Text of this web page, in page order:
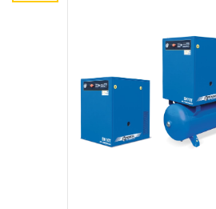
+375 44788-25-99
220004, г. Минск, ул. Западная,